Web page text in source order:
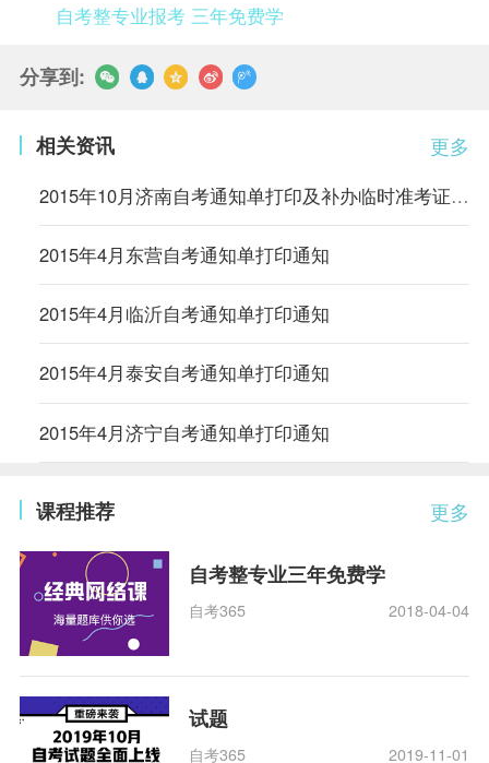
自考整专业报考 三年免费学
分享到:
更多
相关资讯
2015年10月济南自考通知单打印及补办临时准考证开通
2015年4月东营自考通知单打印通知
2015年4月临沂自考通知单打印通知
2015年4月泰安自考通知单打印通知
2015年4月济宁自考通知单打印通知
更多
课程推荐
自考整专业三年免费学
自考365 2018-04-04
试题
自考365 2019-11-01